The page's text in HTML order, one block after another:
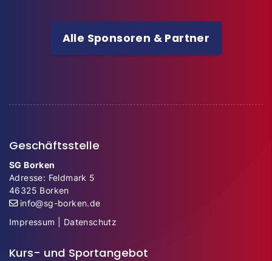
Alle Sponsoren & Partner
Geschäftsstelle
SG Borken
Adresse: Feldmark 5
46325 Borken
info@sg-borken.de
Impressum
Datenschutz
Kurs- und Sportangebot